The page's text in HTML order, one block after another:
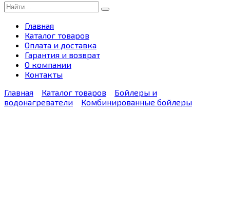
Search
for:
Главная
Каталог товаров
Оплата и доставка
Гарантия и возврат
О компании
Контакты
Главная
Каталог товаров
Бойлеры и
водонагреватели
Комбинированные бойлеры